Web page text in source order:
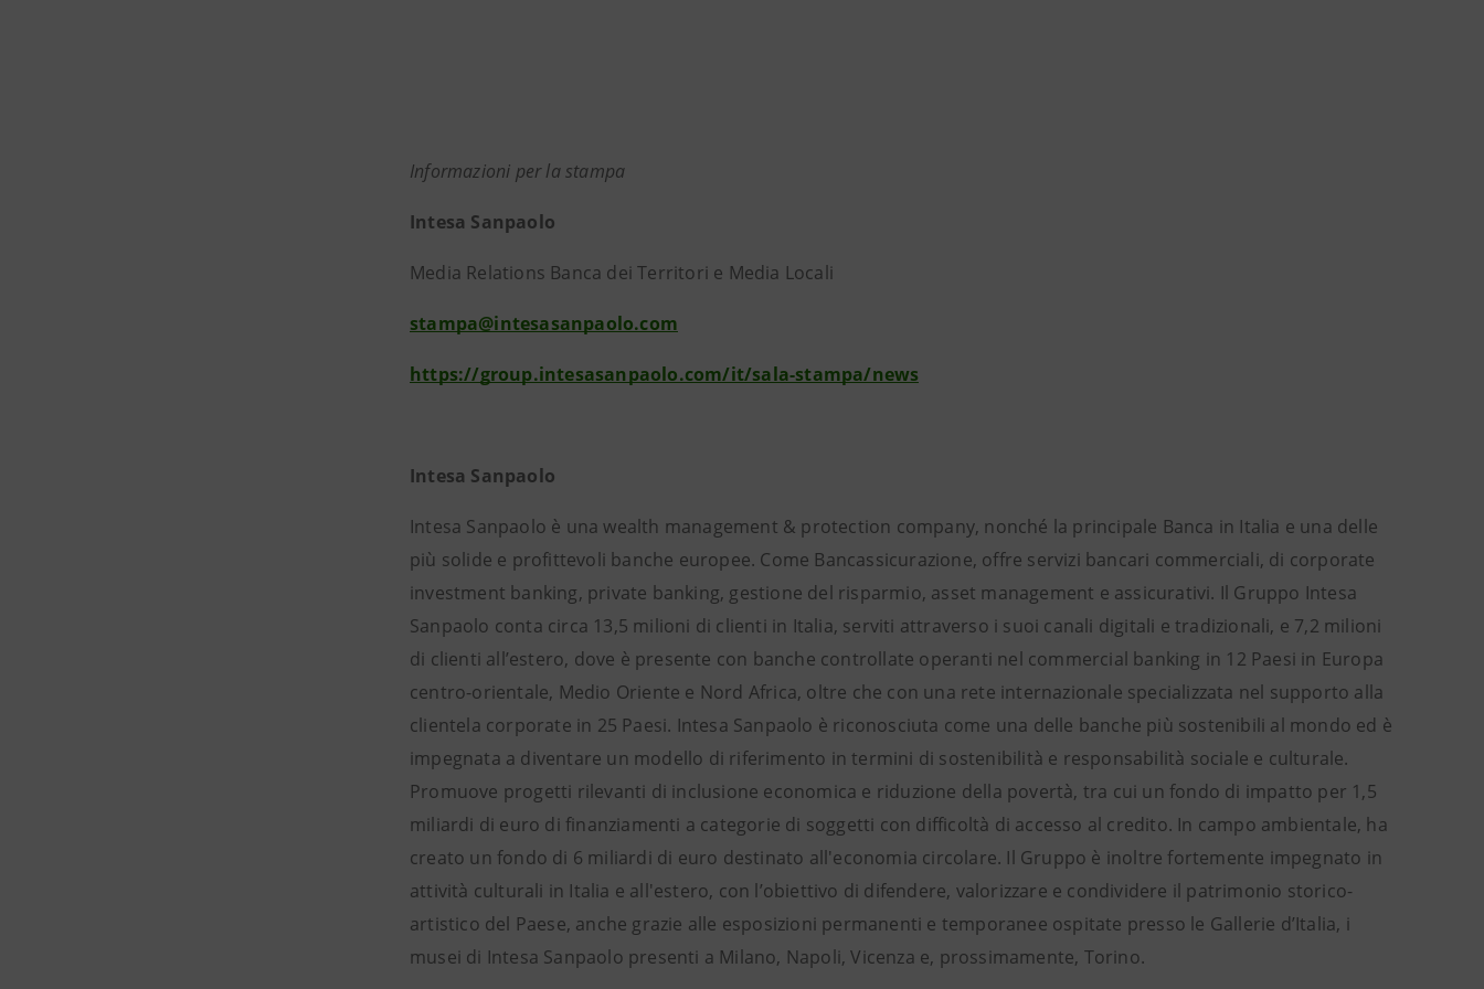
Informazioni per la stampa
Intesa Sanpaolo
Media Relations Banca dei Territori e Media Locali
stampa@intesasanpaolo.com
https://group.intesasanpaolo.com/it/sala-stampa/news
Intesa Sanpaolo
Intesa Sanpaolo è una wealth management & protection company, nonché la principale Banca in Italia e una delle
più solide e profittevoli banche europee. Come Bancassicurazione, offre servizi bancari commerciali, di corporate
investment banking, private banking, gestione del risparmio, asset management e assicurativi. Il Gruppo Intesa
Sanpaolo conta circa 13,5 milioni di clienti in Italia, serviti attraverso i suoi canali digitali e tradizionali, e 7,2 milioni
di clienti all’estero, dove è presente con banche controllate operanti nel commercial banking in 12 Paesi in Europa
centro-orientale, Medio Oriente e Nord Africa, oltre che con una rete internazionale specializzata nel supporto alla
clientela corporate in 25 Paesi. Intesa Sanpaolo è riconosciuta come una delle banche più sostenibili al mondo ed è
impegnata a diventare un modello di riferimento in termini di sostenibilità e responsabilità sociale e culturale.
Promuove progetti rilevanti di inclusione economica e riduzione della povertà, tra cui un fondo di impatto per 1,5
miliardi di euro di finanziamenti a categorie di soggetti con difficoltà di accesso al credito. In campo ambientale, ha
creato un fondo di 6 miliardi di euro destinato all'economia circolare. Il Gruppo è inoltre fortemente impegnato in
attività culturali in Italia e all'estero, con l’obiettivo di difendere, valorizzare e condividere il patrimonio storico-
artistico del Paese, anche grazie alle esposizioni permanenti e temporanee ospitate presso le Gallerie d’Italia, i
musei di Intesa Sanpaolo presenti a Milano, Napoli, Vicenza e, prossimamente, Torino.